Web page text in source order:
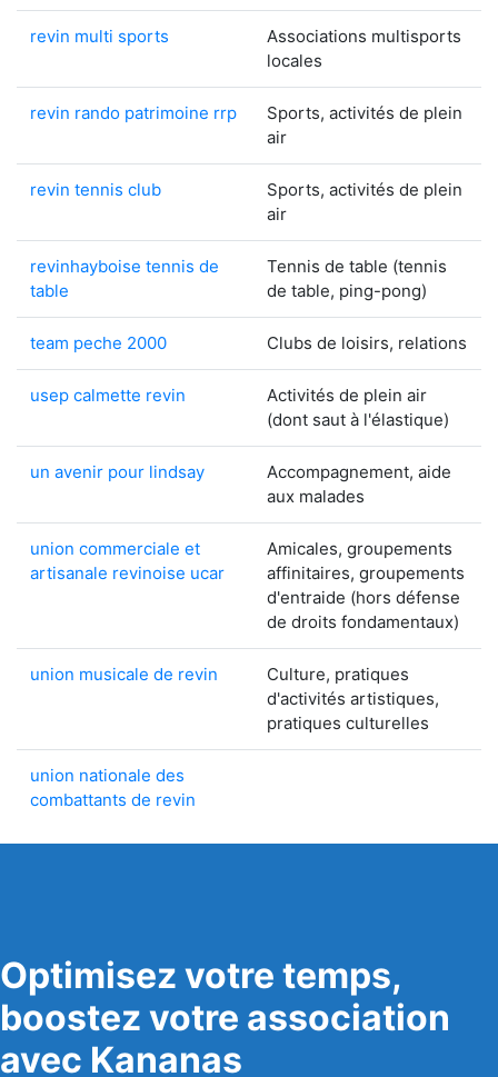
revin multi sports
Associations multisports
locales
revin rando patrimoine rrp
Sports, activités de plein
air
revin tennis club
Sports, activités de plein
air
revinhayboise tennis de
table
Tennis de table (tennis
de table, ping-pong)
team peche 2000 Clubs de loisirs, relations
usep calmette revin
Activités de plein air
(dont saut à l'élastique)
un avenir pour lindsay
Accompagnement, aide
aux malades
union commerciale et
artisanale revinoise ucar
Amicales, groupements
affinitaires, groupements
d'entraide (hors défense
de droits fondamentaux)
union musicale de revin
Culture, pratiques
d'activités artistiques,
pratiques culturelles
union nationale des
combattants de revin
Optimisez votre temps,
boostez votre association
avec Kananas